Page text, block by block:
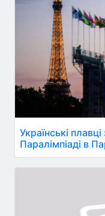
Українські
Паралімпіаді в